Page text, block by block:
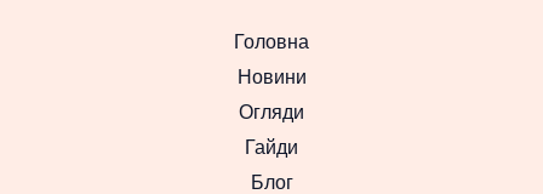
Головна
Новини
Огляди
Гайди
Блог